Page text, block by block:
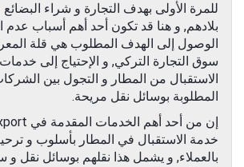
للمرة الأولى بهدف التجارة و شراء
بلادهم, و هنا قد تكون أحد أهم أسباب عدم
الوصول إلى الهدف المطلوب هي قلة
سوق التجارة التركي, و الإحتياج إلى
الاستقبال من المطار و التجول بين
المطلوبة بوسائل نقل مريحة.
خدمة الاستقبال في المطار بأسلوب و
بالعملاء, و يشمل هذا نقلهم بوسائل نقل و